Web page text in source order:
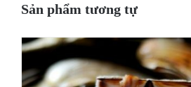
Sản phẩm tương tự